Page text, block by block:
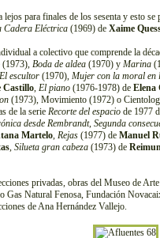
para finales de los sesenta y esto
Cadera Eléctrica (1969) de Xaime
a colectivo que comprende la
(1973), Boda de aldea (1970) y Marina
El escultor (1970), Mujer con la moral en
Castillo, El piano (1976-1978) de Elena
(1973), Movimiento (1972) o
de la serie Recorte del espacio de 1977
desde Rembrandt, Segunda
Martelo, Rejas (1977) de Manuel
, Silueta gran cabeza (1973) de
privadas, obras del Museo de
Gas Natural Fenosa, Fundación
de Ana Hernández Vallejo.